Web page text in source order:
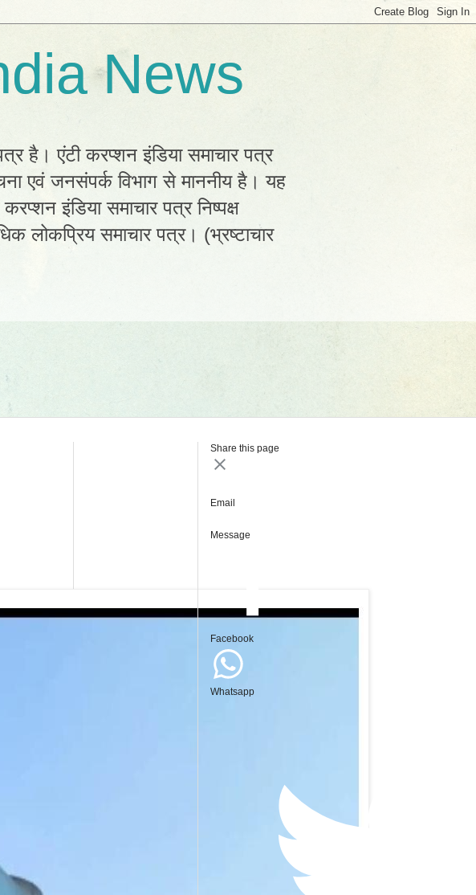
News
है। एंटी करप्शन इंडिया समाचार पत्र
एवं जनसंपर्क विभाग से माननीय है। यह
इंडिया समाचार पत्र निष्पक्ष
लोकप्रिय समाचार पत्र। (भ्रष्टाचार
Share this page
Email
Message
Facebook
Whatsapp